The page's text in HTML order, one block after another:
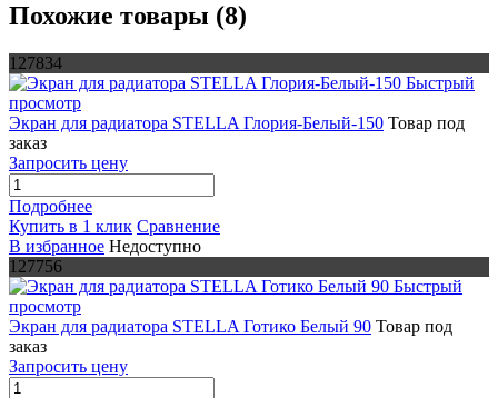
Похожие товары (8)
127834
Быстрый
просмотр
Экран для радиатора STELLA Глория-Белый-150 Товар под
заказ
Запросить цену
Подробнее
Купить в 1 клик Сравнение
В избранное Недоступно
127756
Быстрый
просмотр
Экран для радиатора STELLA Готико Белый 90 Товар под
заказ
Запросить цену